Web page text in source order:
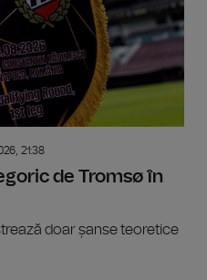
21:38
de Tromsø în
doar șanse teoretice